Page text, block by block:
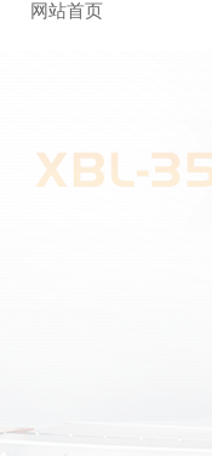
网站首页